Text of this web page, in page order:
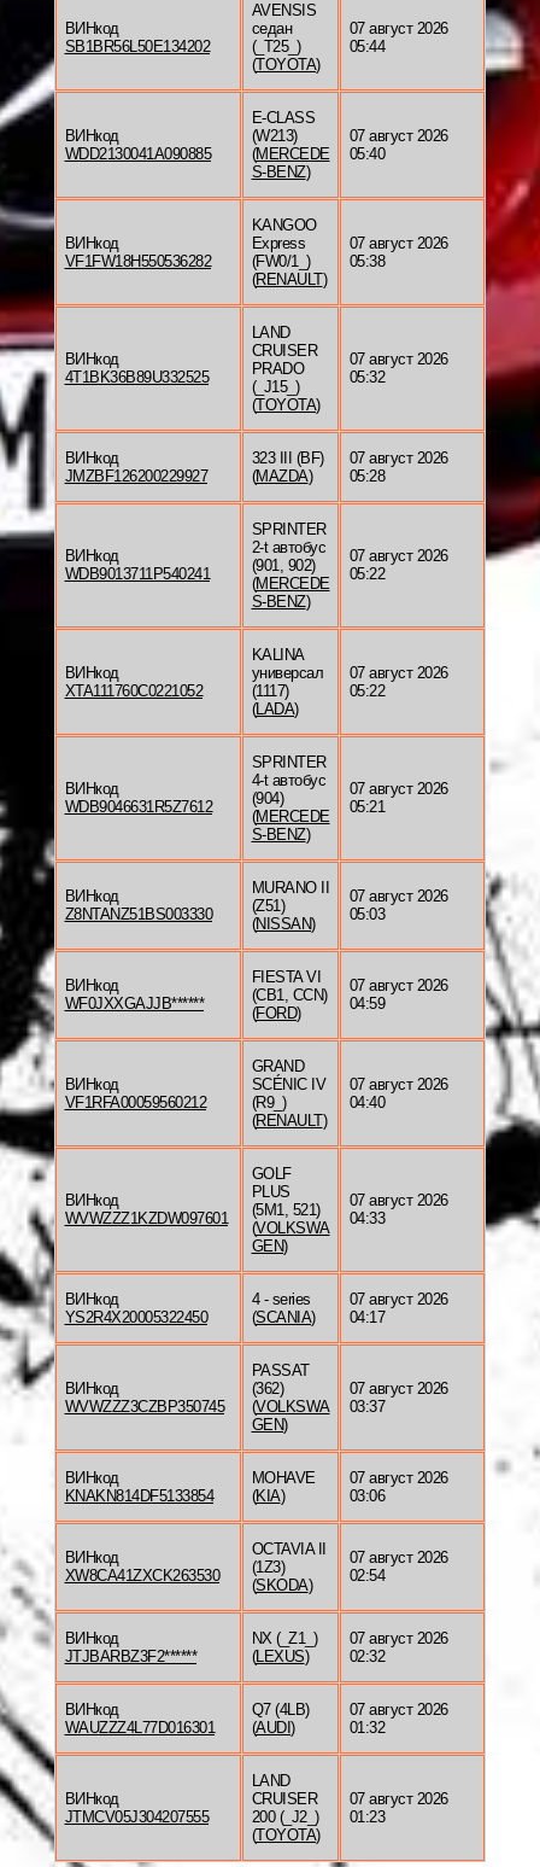
ВИНкод
SB1BR56L50E134202
AVENSIS
седан
(_T25_)
(TOYOTA)
07 август 2026
05:44
ВИНкод
WDD2130041A090885
E-CLASS
(W213)
(MERCEDE
S-BENZ)
07 август 2026
05:40
ВИНкод
VF1FW18H550536282
KANGOO
Express
(FW0/1_)
(RENAULT)
07 август 2026
05:38
ВИНкод
4T1BK36B89U332525
LAND
CRUISER
PRADO
(_J15_)
(TOYOTA)
07 август 2026
05:32
ВИНкод
JMZBF126200229927
323 III (BF)
(MAZDA)
07 август 2026
05:28
ВИНкод
WDB9013711P540241
SPRINTER
2-t автобус
(901, 902)
(MERCEDE
S-BENZ)
07 август 2026
05:22
ВИНкод
XTA111760C0221052
KALINA
универсал
(1117)
(LADA)
07 август 2026
05:22
ВИНкод
WDB9046631R5Z7612
SPRINTER
4-t автобус
(904)
(MERCEDE
S-BENZ)
07 август 2026
05:21
ВИНкод
Z8NTANZ51BS003330
MURANO II
(Z51)
(NISSAN)
07 август 2026
05:03
ВИНкод
WF0JXXGAJJB******
FIESTA VI
(CB1, CCN)
(FORD)
07 август 2026
04:59
ВИНкод
VF1RFA00059560212
GRAND
SCÉNIC IV
(R9_)
(RENAULT)
07 август 2026
04:40
ВИНкод
WVWZZZ1KZDW097601
GOLF
PLUS
(5M1, 521)
(VOLKSWA
GEN)
07 август 2026
04:33
ВИНкод
YS2R4X20005322450
4 - series
(SCANIA)
07 август 2026
04:17
ВИНкод
WVWZZZ3CZBP350745
PASSAT
(362)
(VOLKSWA
GEN)
07 август 2026
03:37
ВИНкод
KNAKN814DF5133854
MOHAVE
(KIA)
07 август 2026
03:06
ВИНкод
XW8CA41ZXCK263530
OCTAVIA II
(1Z3)
(SKODA)
07 август 2026
02:54
ВИНкод
JTJBARBZ3F2******
NX (_Z1_)
(LEXUS)
07 август 2026
02:32
ВИНкод
WAUZZZ4L77D016301
Q7 (4LB)
(AUDI )
07 август 2026
01:32
ВИНкод
JTMCV05J304207555
LAND
CRUISER
200 (_J2_)
(TOYOTA)
07 август 2026
01:23